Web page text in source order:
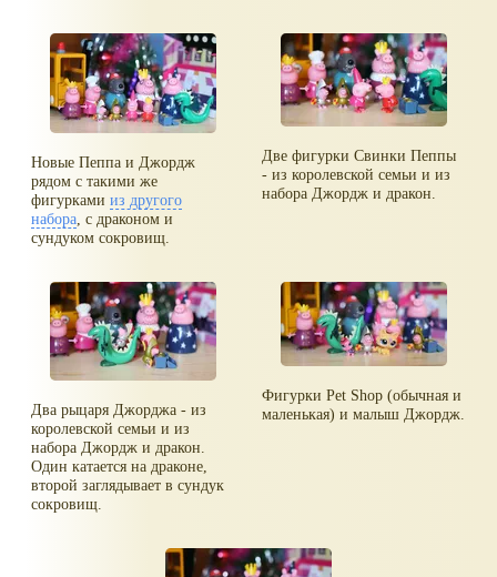
Новые Пеппа и Джордж
рядом с такими же
фигуркамииз другого
набора, с драконом и
сундуком сокровищ.
Две фигурки Свинки Пеппы
- из королевской семьи и из
набора Джордж и дракон.
Два рыцаря Джорджа - из
королевской семьи и из
набора Джордж и дракон.
Один катается на драконе,
второй заглядывает в сундук
сокровищ.
Фигурки Pet Shop (обычная и
маленькая) и малыш Джордж.